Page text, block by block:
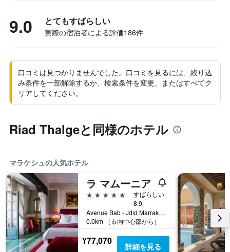
9.0 とてもすばらしい
実際の宿泊者による評価186​件
口コミは見つかりませんでした。口コミを見るには、絞り込
み条件を一部解除するか、検索条件を変更、またはすべてク
リアしてください。
Riad Thalgeと同様のホテル
マラケシュの人気ホテル
ラ マムーニア
5つ星
すばらしい
8.9
Avenue Bab - Jdid Marrakech 40 040 MA, マラケシュ, モロッコ
0.0km （市内中心部から）
¥77,070 詳細を見る